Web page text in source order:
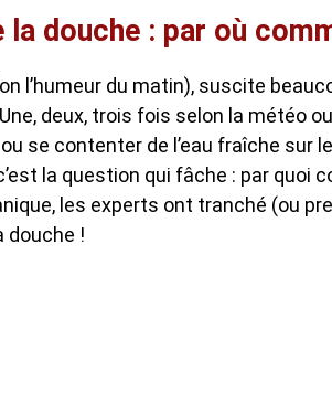
la douche : par où
l’humeur du matin), suscite
deux, trois fois selon la météo
se contenter de l’eau fraîche sur
la question qui fâche : par quoi
les experts ont tranché (ou
douche !